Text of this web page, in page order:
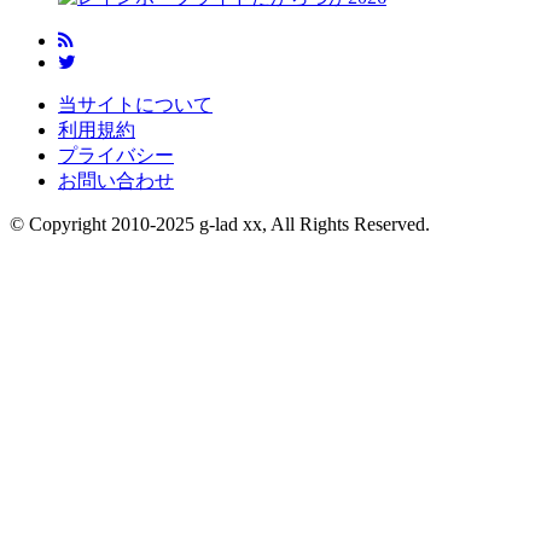
当サイトについて
利用規約
プライバシー
お問い合わせ
© Copyright 2010-2025 g-lad xx, All Rights Reserved.